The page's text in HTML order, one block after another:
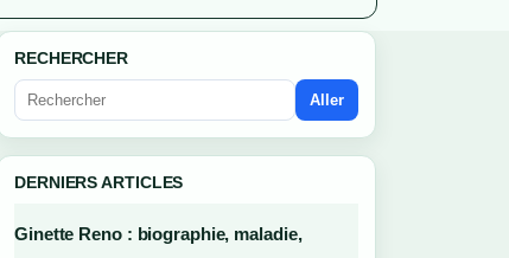
RECHERCHER
Aller
DERNIERS ARTICLES
Ginette Reno : biographie, maladie,